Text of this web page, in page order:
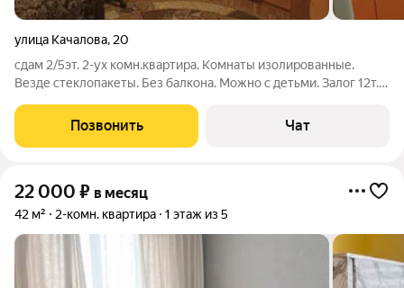
улица Качалова, 20
сдам 2/5эт. 2-ух комн.квартира. Комнаты изолированные.
Везде стеклопакеты. Без балкона. Можно с детьми. Залог 12т.р.
платежеспособных жильцов, в том числе и командировочных,
семьи, пары. Комиссия
Позвонить Чат
22 000 ₽ в месяц
42 м² 2-комн. квартира 1 этаж из 5